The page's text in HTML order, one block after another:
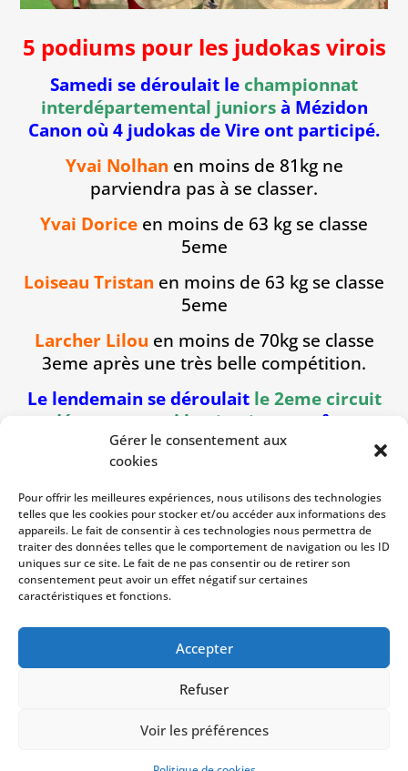
Gérer le consentement aux
cookies
Pour offrir les meilleures expériences, nous utilisons des technologies
telles que les cookies pour stocker et/ou accéder aux informations des
appareils. Le fait de consentir à ces technologies nous permettra de
traiter des données telles que le comportement de navigation ou les ID
uniques sur ce site. Le fait de ne pas consentir ou de retirer son
consentement peut avoir un effet négatif sur certaines
caractéristiques et fonctions.
Accepter
Refuser
Voir les préférences
5 podiums pour les judokas virois
Samedi se déroulait le championnat
interdépartemental juniorsà Mézidon
Canon où 4 judokas de Vire ont participé.
Yvai Nolhan en moins de 81kg ne
parviendra pas à se classer.
Yvai Dorice en moins de 63 kg se classe
5eme
Loiseau Tristan en moins de 63 kg se classe
5eme
Larcher Lilou en moins de 70kg se classe
3eme après une très belle compétition.
Le lendemain se déroulaitle 2eme circuit
départemental benjamins
au même
endroit où 4 judokas du club participé
Decaen Camillefait presque sans faute et
monte sur ladeuxième marche du podium.
Guillouet AubinetRadaorozandry Liam
vont faire une compétition sans embûches
Copyright © 2023USM Vire| Développé par